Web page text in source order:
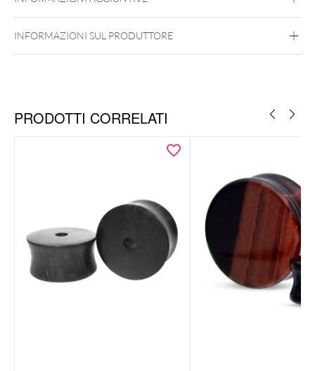
INFORMAZIONI SUL PRODUTTORE
PRODOTTI CORRELATI